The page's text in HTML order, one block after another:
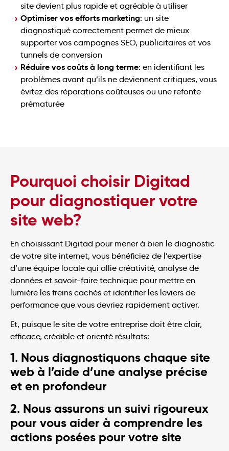
site devient plus rapide et agréable à utiliser
Optimiser vos efforts marketing: un site
diagnostiqué correctement permet de mieux
supporter vos campagnes SEO, publicitaires et vos
tunnels de conversion
Réduire vos coûts à long terme: en identifiant les
problèmes avant qu’ils ne deviennent critiques, vous
évitez des réparations coûteuses ou une refonte
prématurée
Pourquoi choisir Digitad
pour diagnostiquer votre
site web?
En choisissant Digitad pour mener à bien le diagnostic
de votre site internet, vous bénéficiez de l’expertise
d’une équipe locale qui allie créativité, analyse de
données et savoir-faire technique pour mettre en
lumière les freins cachés et identifier les leviers de
performance que vous devriez rapidement activer.
Et, puisque le site de votre entreprise doit être clair,
efficace, crédible et orienté résultats:
1. Nous diagnostiquons chaque site
web à l’aide d’une analyse précise
et en profondeur
2. Nous assurons un suivi rigoureux
pour vous aider à comprendre les
actions posées pour votre site